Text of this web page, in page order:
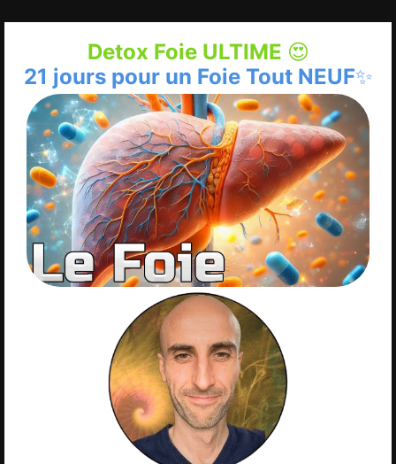
Detox Foie ULTIME 😍
21 jours pour un Foie Tout NEUF✨